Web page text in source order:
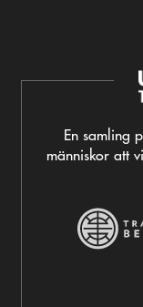
En samling
människor att